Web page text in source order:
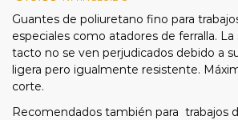
Guantes de poliuretano fino para
especiales como atadores de ferralla. La
tacto no se ven perjudicados debido a
ligera pero igualmente resistente.
corte.
Recomendados también para trabajos